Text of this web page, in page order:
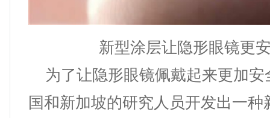
新型涂层让隐形眼镜更
为了让隐形眼镜佩戴起来更加安
国和新加坡的研究人员开发出一种